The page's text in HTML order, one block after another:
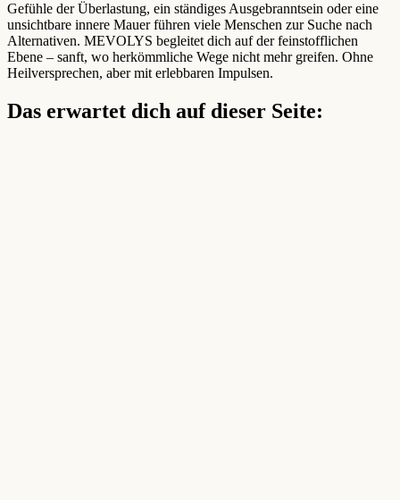
Gefühle der Überlastung, ein ständiges Ausgebranntsein oder eine
unsichtbare innere Mauer führen viele Menschen zur Suche nach
Alternativen. MEVOLYS begleitet dich auf der feinstofflichen
Ebene – sanft, wo herkömmliche Wege nicht mehr greifen. Ohne
Heilversprechen, aber mit erlebbaren Impulsen.
Das erwartet dich auf dieser Seite: